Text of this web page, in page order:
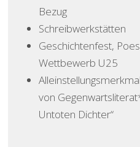
Bezug
Schreibwerkstätten
Geschichtenfest,
Wettbewerb U25
von
Untoten Dichter“